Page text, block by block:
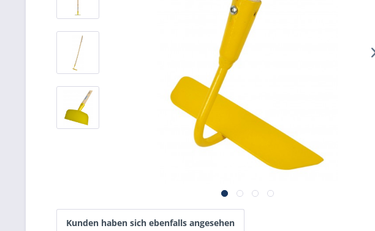
Kunden haben sich ebenfalls angesehen